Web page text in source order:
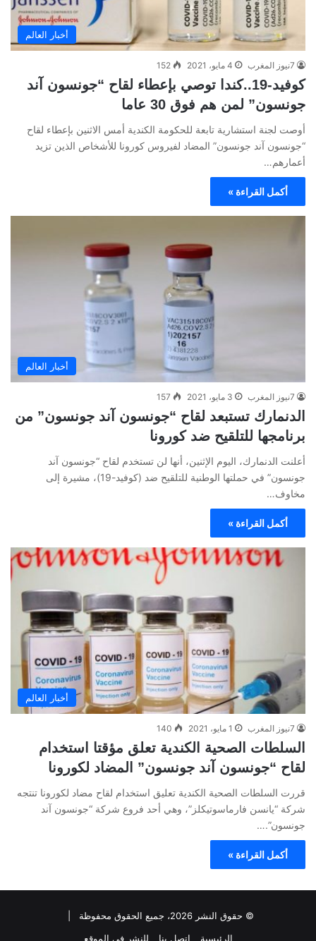
أخبار العالم
7نيوز المغرب 4 مايو، 2021 152
كوفيد-19..كندا توصي بإعطاء لقاح “جونسون آند
جونسون” لمن هم فوق 30 عاما
أوصت لجنة استشارية تابعة للحكومة الكندية أمس الاثنين بإعطاء لقاح
“جونسون آند جونسون” المضاد لفيروس كورونا للأشخاص الذين تزيد
أعمارهم…
أكمل القراءة »
أخبار العالم
7نيوز المغرب 3 مايو، 2021 157
الدنمارك تستبعد لقاح “جونسون آند جونسون” من
برنامجها للتلقيح ضد كورونا
أعلنت الدنمارك، اليوم الإثنين، أنها لن تستخدم لقاح “جونسون آند
جونسون” في حملتها الوطنية للتلقيح ضد (كوفيد-19)، مشيرة إلى
مخاوف…
أكمل القراءة »
أخبار العالم
7نيوز المغرب 1 مايو، 2021 140
السلطات الصحية الكندية تعلق مؤقتا استخدام
لقاح “جونسون آند جونسون” المضاد لكورونا
قررت السلطات الصحية الكندية تعليق استخدام لقاح مضاد لكورونا تنتجه
شركة “يانسن فارماسوتيكلز”، وهي أحد فروع شركة “جونسون آند
جونسون”.…
أكمل القراءة »
© حقوق النشر 2026، جميع الحقوق محفوظة |
الرئيسية
اتصل بنا للنشر في الموقع